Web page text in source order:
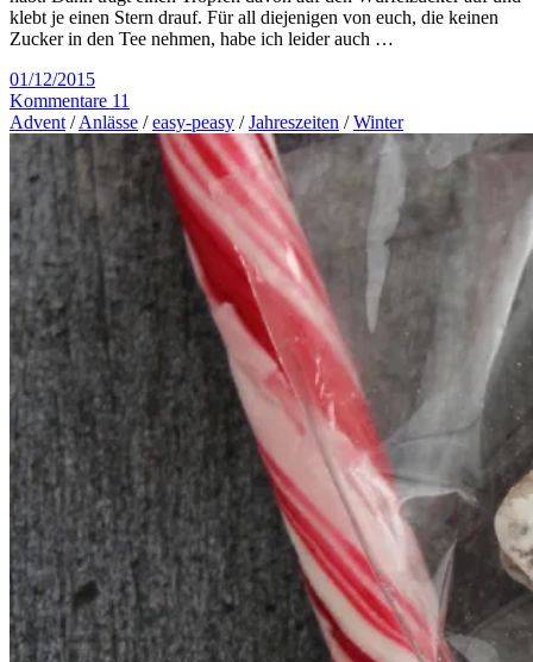
klebt je einen Stern drauf. Für all diejenigen von euch, die keinen
Zucker in den Tee nehmen, habe ich leider auch …
01/12/2015
Kommentare 11
Advent /Anlässe /easy-peasy /Jahreszeiten /Winter